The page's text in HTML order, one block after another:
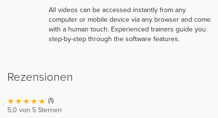
All videos can be accessed instantly from any
computer or mobile device via any browser and come
with a human touch. Experienced trainers guide you
step-by-step through the software features.
Rezensionen
(1)
5,0 von 5 Sternen